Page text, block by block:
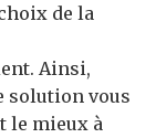
de la
Ainsi,
solution vous
le mieux à